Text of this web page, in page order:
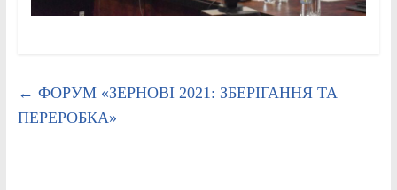
← ФОРУМ «ЗЕРНОВІ 2021: ЗБЕРІГАННЯ ТА
ПЕРЕРОБКА»